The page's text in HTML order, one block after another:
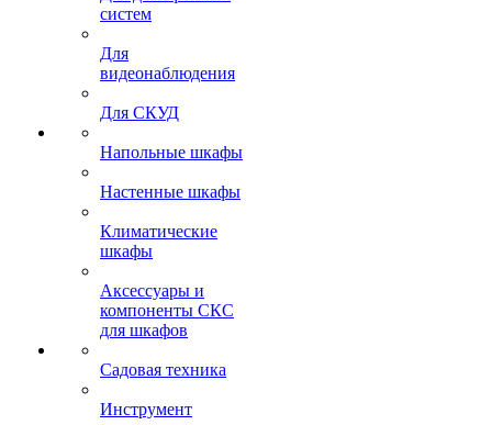
систем
Для
видеонаблюдения
Для СКУД
Напольные шкафы
Настенные шкафы
Климатические
шкафы
Аксессуары и
компоненты СКС
для шкафов
Садовая техника
Инструмент